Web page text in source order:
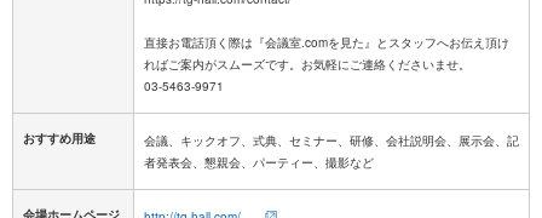
直接お電話頂く際は『会議室.comを見た』とスタッフへお伝え頂け
ればご案内がスムーズです。お気軽にご連絡くださいませ。
おすすめ用途
会議、キックオフ、式典、セミナー、研修、会社説明会、展示会、記
者発表会、懇親会、パーティー、撮影など